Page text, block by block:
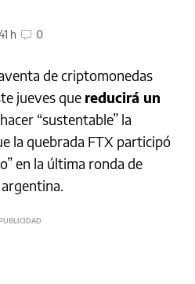
h 0
de criptomonedas
jueves que reducirá un
“sustentable” la
la quebrada FTX participó
en la última ronda de